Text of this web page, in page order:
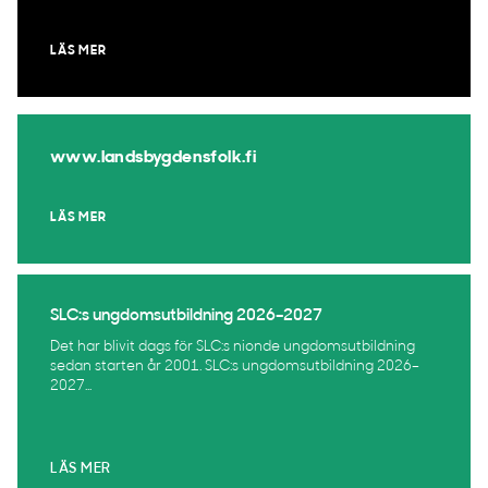
LÄS MER
www.landsbygdensfolk.fi
LÄS MER
SLC:s ungdomsutbildning 2026–2027
Det har blivit dags för SLC:s nionde ungdomsutbildning
sedan starten år 2001. SLC:s ungdomsutbildning 2026–
2027...
LÄS MER